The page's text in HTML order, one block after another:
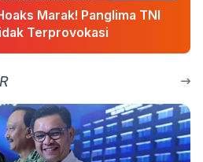
Marak! Panglima TNI
Terprovokasi